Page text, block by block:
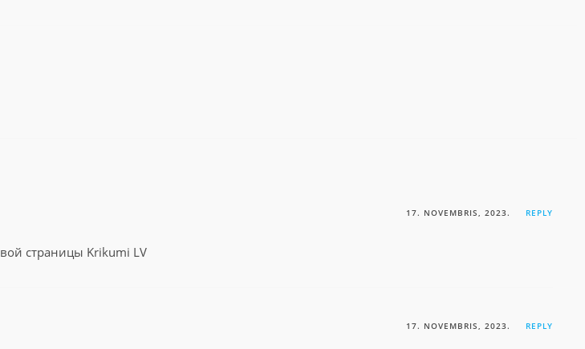
17. NOVEMBRIS, 2023. REPLY
страницы Krikumi LV
17. NOVEMBRIS, 2023. REPLY